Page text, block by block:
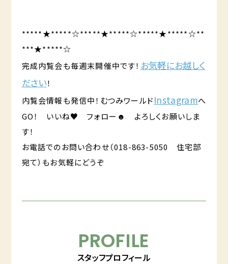
*****★*****☆*****★*****☆*****★*****☆**
***★*****☆
完成内覧会も毎週末開催中です！ お気軽にお越しく
ださい！
内覧会情報も発信中！むつみワールドInstagramへ
GO！ いいね♥ フォロー☻ よろしくお願いしま
す！
お電話でのお問い合わせ（018-863-5050 住宅部
宛て）もお気軽にどうぞ
PROFILE
スタッフプロフィール